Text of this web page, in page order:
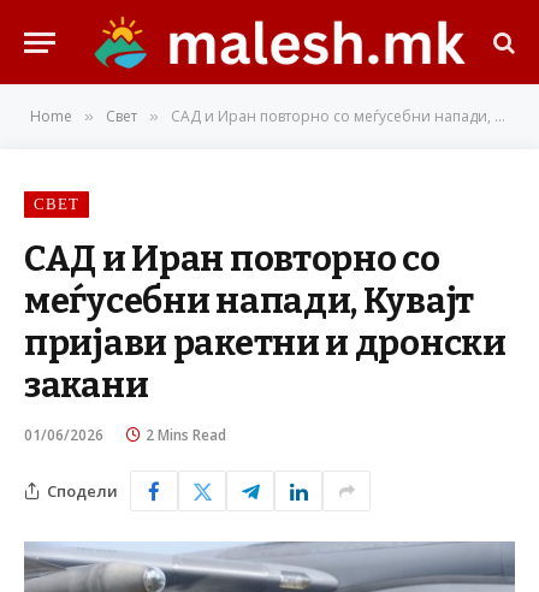
Home » Свет » САД и Иран повторно со меѓусебни напади, Кувајт пријави ракетни и дронски закани
СВЕТ
САД и Иран повторно со
меѓусебни напади, Кувајт
пријави ракетни и дронски
закани
01/06/2026 2 Mins Read
Сподели